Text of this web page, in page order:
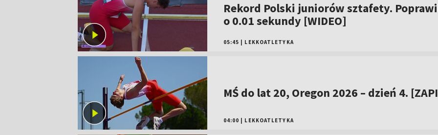
Rekord Polski juniorów sztafety.
o 0.01 sekundy [WIDEO]
05:45 LEKKOATLETYKA
MŚ do lat 20, Oregon 2026 – dzień 4.
04:00 LEKKOATLETYKA